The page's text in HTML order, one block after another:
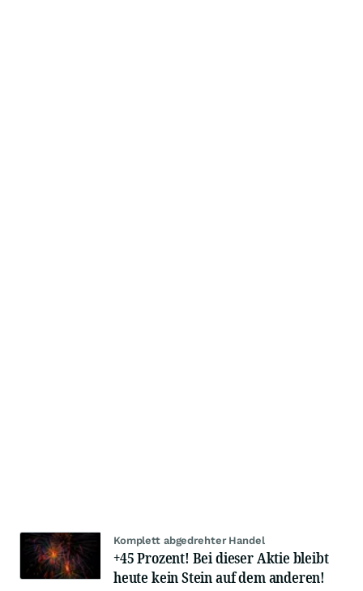
Komplett abgedrehter Handel
+45 Prozent! Bei dieser Aktie bleibt
heute kein Stein auf dem anderen!